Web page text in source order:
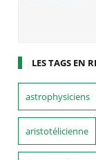
LES TAGS EN
astrophysiciens
aristotélicienne